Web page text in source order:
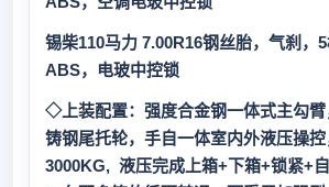
锡柴110马力 7.00R16钢丝胎，气刹，
ABS，电玻中控锁
◇上装配置： 强度合金钢一体式主勾臂
铸钢尾托轮，手自一体室内外液压操
3000KG, 液压完成上箱+下箱+锁紧+